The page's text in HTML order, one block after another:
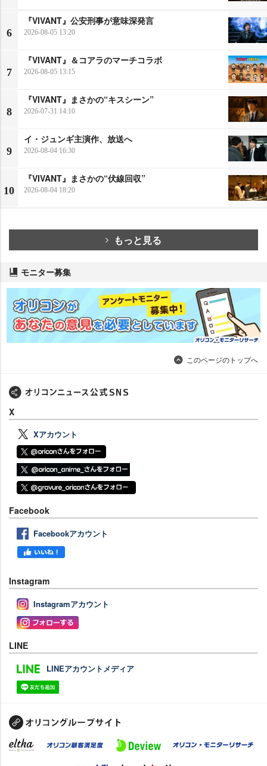
6
『VIVANT』公安刑事が意味深発言
2026-08-05 13:20
7
『VIVANT』＆コアラのマーチコラボ
2026-08-05 13:15
8
『VIVANT』まさかの“キスシーン”
2026-07-31 14:10
9
イ・ジュンギ主演作、放送へ
2026-08-04 16:30
10
『VIVANT』まさかの“伏線回収”
2026-08-04 18:20
もっと見る
モニター募集
このページのトップへ
X
Xアカウント
Facebook
Facebookアカウント
Instagram
Instagramアカウント
LINE
LINEアカウントメディア